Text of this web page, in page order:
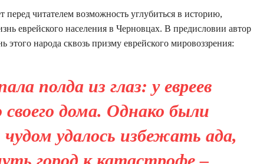
читателем возможность углубиться в историю,
еврейского населения в Черновцах. В предисловии автор
этого народа сквозь призму еврейского мировоззрения:
полда из глаз: у евреев
своего дома. Однако были
удалось избежать ада,